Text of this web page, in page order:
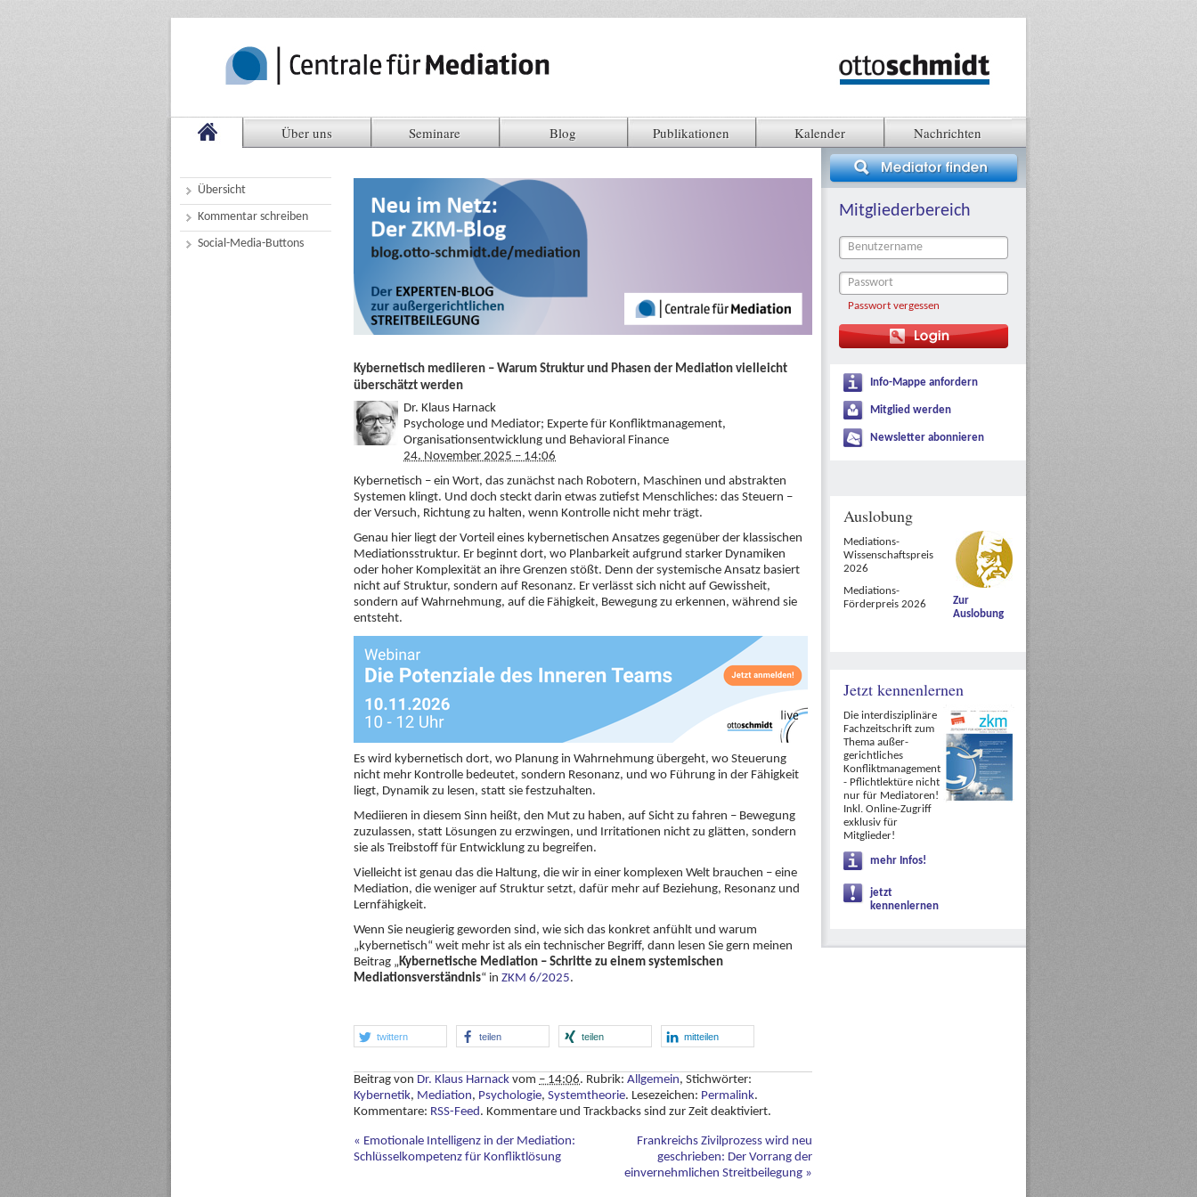
Über uns Seminare Blog Publikationen Kalender Nachrichten
Übersicht
Kommentar schreiben
Social-Media-Buttons
Kybernetisch mediieren – Warum Struktur und Phasen der Mediation vielleicht
überschätzt werden
Dr. Klaus Harnack
Psychologe und Mediator; Experte für Konfliktmanagement,
Organisationsentwicklung und Behavioral Finance
24. November 2025 – 14:06
Kybernetisch – ein Wort, das zunächst nach Robotern, Maschinen und abstrakten
Systemen klingt. Und doch steckt darin etwas zutiefst Menschliches: das Steuern –
der Versuch, Richtung zu halten, wenn Kontrolle nicht mehr trägt.
Genau hier liegt der Vorteil eines kybernetischen Ansatzes gegenüber der klassischen
Mediationsstruktur. Er beginnt dort, wo Planbarkeit aufgrund starker Dynamiken
oder hoher Komplexität an ihre Grenzen stößt. Denn der systemische Ansatz basiert
nicht auf Struktur, sondern auf Resonanz. Er verlässt sich nicht auf Gewissheit,
sondern auf Wahrnehmung, auf die Fähigkeit, Bewegung zu erkennen, während sie
entsteht.
Es wird kybernetisch dort, wo Planung in Wahrnehmung übergeht, wo Steuerung
nicht mehr Kontrolle bedeutet, sondern Resonanz, und wo Führung in der Fähigkeit
liegt, Dynamik zu lesen, statt sie festzuhalten.
Mediieren in diesem Sinn heißt, den Mut zu haben, auf Sicht zu fahren – Bewegung
zuzulassen, statt Lösungen zu erzwingen, und Irritationen nicht zu glätten, sondern
sie als Treibstoff für Entwicklung zu begreifen.
Vielleicht ist genau das die Haltung, die wir in einer komplexen Welt brauchen – eine
Mediation, die weniger auf Struktur setzt, dafür mehr auf Beziehung, Resonanz und
Lernfähigkeit.
Wenn Sie neugierig geworden sind, wie sich das konkret anfühlt und warum
„kybernetisch“ weit mehr ist als ein technischer Begriff, dann lesen Sie gern meinen
Beitrag „Kybernetische Mediation – Schritte zu einem systemischen
Mediationsverständnis“ in ZKM 6/2025.
twittern teilen teilen mitteilen
Beitrag von Dr. Klaus Harnack vom – 14:06. Rubrik: Allgemein, Stichwörter:
Kybernetik, Mediation, Psychologie, Systemtheorie. Lesezeichen: Permalink.
Kommentare: RSS-Feed. Kommentare und Trackbacks sind zur Zeit deaktiviert.
« Emotionale Intelligenz in der Mediation:
Schlüsselkompetenz für Konfliktlösung
Frankreichs Zivilprozess wird neu
geschrieben: Der Vorrang der
einvernehmlichen Streitbeilegung »
Mitgliederbereich
Passwort vergessen
Info-Mappe anfordern
Mitglied werden
Newsletter abonnieren
Auslobung
Mediations-
Wissenschaftspreis
2026
Mediations-
Förderpreis 2026
Zur
Auslobung
Jetzt kennenlernen
Die interdisziplinäre
Fachzeitschrift zum
Thema außer-
gerichtliches
Konfliktmanagement
- Pflichtlektüre nicht
nur für Mediatoren!
Inkl. Online-Zugriff
exklusiv für
Mitglieder!
mehr Infos!
jetzt
kennenlernen